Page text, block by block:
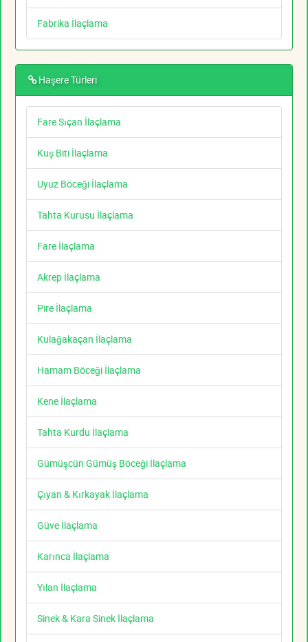
Fabrika İlaçlama
Haşere Türleri
Fare Sıçan İlaçlama
Kuş Biti İlaçlama
Uyuz Böceği İlaçlama
Tahta Kurusu İlaçlama
Fare İlaçlama
Akrep İlaçlama
Pire İlaçlama
Kulağakaçan İlaçlama
Hamam Böceği İlaçlama
Kene İlaçlama
Tahta Kurdu İlaçlama
Gümüşcün Gümüş Böceği İlaçlama
Çıyan & Kırkayak İlaçlama
Güve İlaçlama
Karınca İlaçlama
Yılan İlaçlama
Sinek & Kara Sinek İlaçlama